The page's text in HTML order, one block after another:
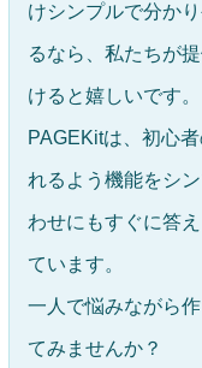
けシンプルで分か
るなら、私たちが
けると嬉しいです。
PAGEKitは、初心
れるよう機能をシ
わせにもすぐに答
ています。
一人で悩みながら
てみませんか？